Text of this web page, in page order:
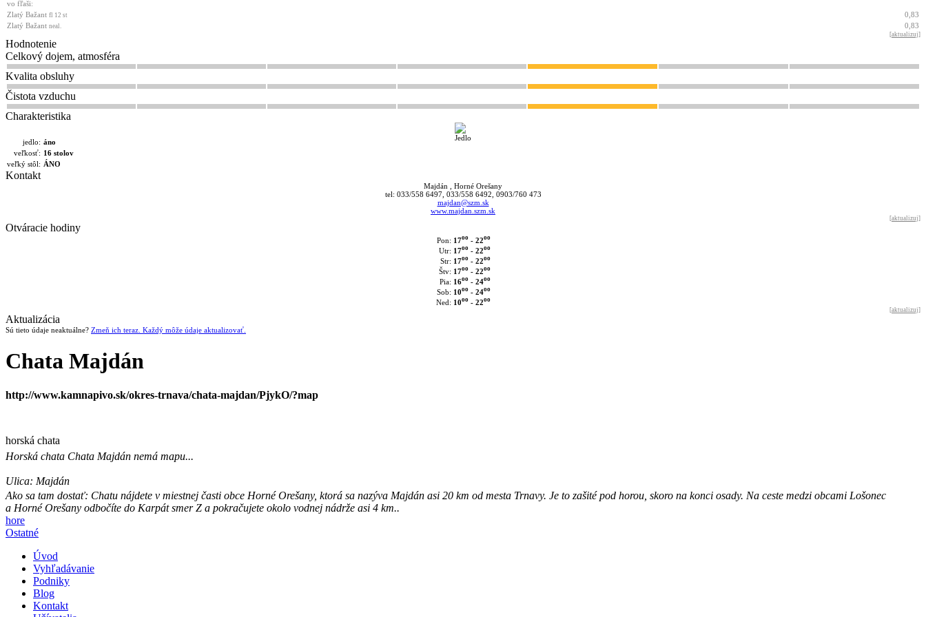
vo fľaši:
Zlatý Bažant fl 12 st
0,83
Zlatý Bažant neal. 0,83
[aktualizuj]
Hodnotenie
Celkový dojem, atmosféra
Kvalita obsluhy
Čistota vzduchu
Charakteristika
jedlo: áno
veľkosť: 16 stolov
veľký stôl: ÁNO
Kontakt
Majdán , Horné Orešany
tel: 033/558 6497, 033/558 6492, 0903/760 473
majdan@szm.sk
www.majdan.szm.sk
[aktualizuj]
Otváracie hodiny
Pon: 17oo- 22oo
Utr: 17oo- 22oo
Str: 17oo- 22oo
Štv: 17oo- 22oo
Pia: 16oo- 24oo
Sob: 10oo- 24oo
Ned: 10oo- 22oo
[aktualizuj]
Aktualizácia
Sú tieto údaje neaktuálne? Zmeň ich teraz. Každý môže údaje aktualizovať.
Chata Majdán
http://www.kamnapivo.sk/okres-trnava/chata-majdan/PjykO/?map
horská chata
Horská chata Chata Majdán nemá mapu...
Ulica: Majdán
Ako sa tam dostať: Chatu nájdete v miestnej časti obce Horné Orešany, ktorá sa nazýva Majdán asi 20 km od mesta Trnavy. Je to zašité pod horou, skoro na konci osady. Na ceste medzi obcami Lošonec
a Horné Orešany odbočíte do Karpát smer Z a pokračujete okolo vodnej nádrže asi 4 km..
hore
Ostatné
Úvod
Vyhľadávanie
Podniky
Blog
Kontakt